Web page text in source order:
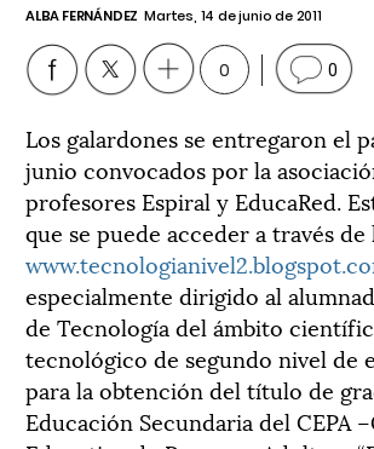
ALBA FERNÁNDEZ Martes, 14 de junio de 2011
0 0
Los galardones se entregaron el
junio convocados por la
profesores Espiral y EducaRed.
que se puede acceder a través
especialmente dirigido al
de Tecnología del ámbito
tecnológico de segundo nivel de
para la obtención del título de
Educación Secundaria del CEPA